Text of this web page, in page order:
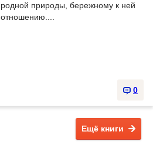
родной природы, бережному к ней
отношению....
0
Ещё книги